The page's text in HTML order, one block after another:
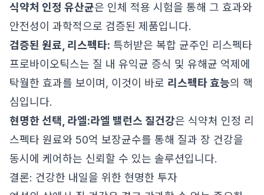
식약처 인정 유산균은 인체 적용 시험을 통해 그 효과와
안전성이 과학적으로 검증된 제품입니다.
검증된 원료, 리스펙타: 특허받은 복합 균주인 리스펙타
프로바이오틱스는 질 내 유익균 증식 및 유해균 억제에
탁월한 효과를 보이며, 이것이 바로 리스펙타 효능의 핵
심입니다.
현명한 선택, 라엘:라엘 밸런스 질건강은 식약처 인정 리
스펙타 원료와 50억 보장균수를 통해 질과 장 건강을
동시에 케어하는 신뢰할 수 있는 솔루션입니다.
결론: 건강한 내일을 위한 현명한 투자